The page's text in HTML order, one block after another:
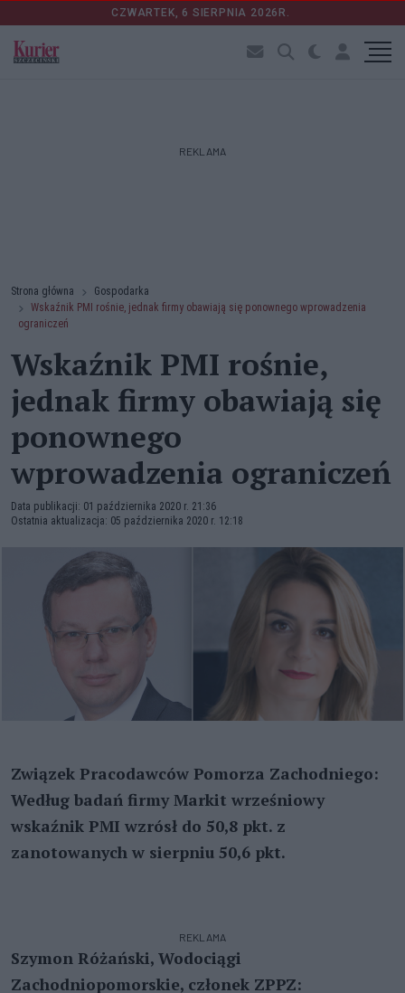
CZWARTEK, 6 SIERPNIA 2026R.
REKLAMA
Strona główna
Gospodarka
Wskaźnik PMI rośnie, jednak firmy obawiają się ponownego wprowadzenia
ograniczeń
Wskaźnik PMI rośnie,
jednak firmy obawiają się
ponownego
wprowadzenia ograniczeń
Data publikacji: 01 października 2020 r. 21:36
Ostatnia aktualizacja: 05 października 2020 r. 12:18
Związek Pracodawców Pomorza Zachodniego:
Według badań firmy Markit wrześniowy
wskaźnik PMI wzrósł do 50,8 pkt. z
zanotowanych w sierpniu 50,6 pkt.
REKLAMA
Szymon Różański, Wodociągi
Zachodniopomorskie, członek ZPPZ: